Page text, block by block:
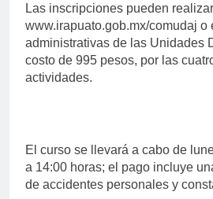
Las inscripciones pueden
www.irapuato.gob.mx/comudaj o
administrativas de las Unidades
costo de 995 pesos, por las
actividades.
El curso se llevará a cabo de
a 14:00 horas; el pago incluye
de accidentes personales y